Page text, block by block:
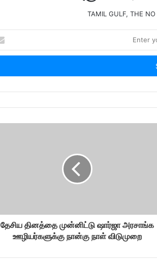
TAMIL GULF, THE
தேசிய தினத்தை முன்னிட்டு ஷார்ஜா அரசாங்க
ஊழியர்களுக்கு நான்கு நாள் விடுமுறை